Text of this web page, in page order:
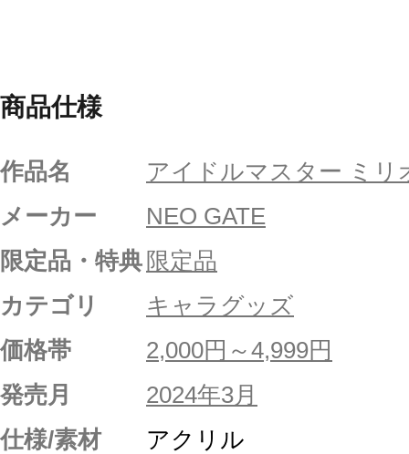
商品仕様
作品名
アイドルマスター ミリ
メーカー
NEO GATE
限定品・特典 限定品
カテゴリ
キャラグッズ
価格帯
2,000円～4,999円
発売月
2024年3月
仕様/素材
アクリル